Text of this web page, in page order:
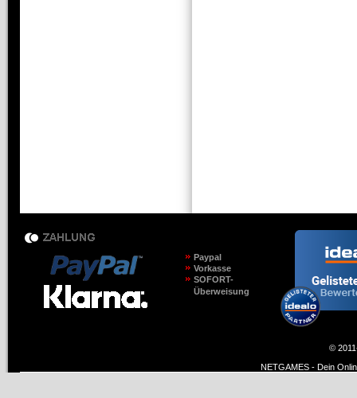
Paypal
Vorkasse
SOFORT-
Überweisung
©
NETGAMES - Dein